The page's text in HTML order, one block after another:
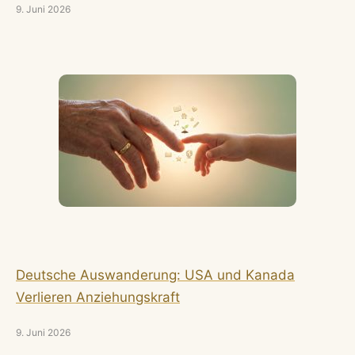
9. Juni 2026
Deutsche Auswanderung: USA und Kanada
Verlieren Anziehungskraft
9. Juni 2026